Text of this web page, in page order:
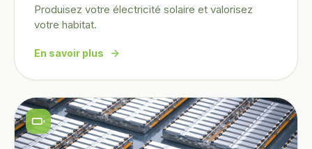
Produisez votre électricité solaire et valorisez
votre habitat.
En savoir plus